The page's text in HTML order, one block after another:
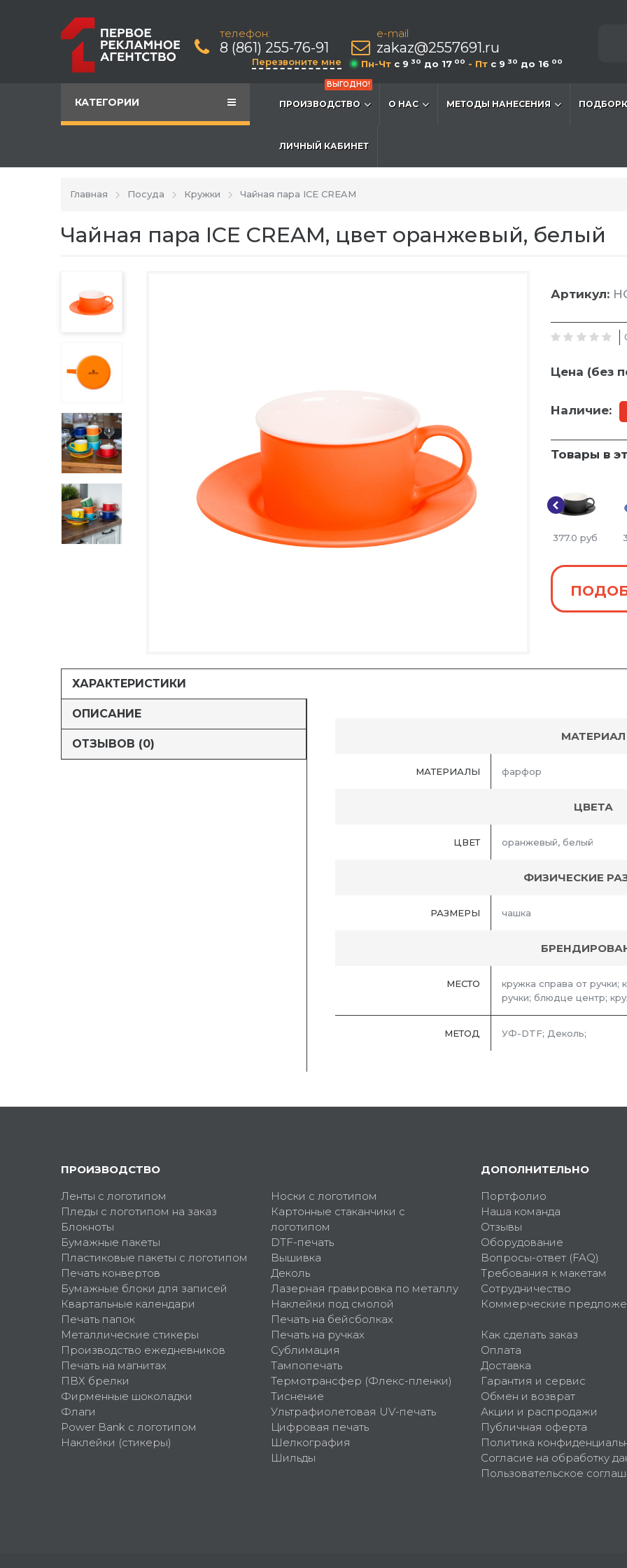
телефон:
8 (861) 255-76-91
Перезвоните мне
e-mail
zakaz@2557691.ru
Пн-Чт c 9 30 до 17 00 - Пт c 9 30 до 16 00
КАТЕГОРИИ
ВЫГОДНО!
ПРОИЗВОДСТВО О НАС МЕТОДЫ НАНЕСЕНИЯ
ЛИЧНЫЙ КАБИНЕТ
Главная Посуда Кружки Чайная пара ICE CREAM
Чайная пара ICE CREAM, цвет оранжевый, белый
Артикул:
Цена (без
Наличие:
Товары в
377.0 руб
ХАРАКТЕРИСТИКИ
ОПИСАНИЕ
ОТЗЫВОВ (0)
МАТЕРИАЛ
МАТЕРИАЛЫ фарфор
ЦВЕТА
ЦВЕТ оранжевый, белый
ФИЗИЧЕСКИЕ
РАЗМЕРЫ чашка
МЕСТО
кружка справа от ручки;
ручки; блюдце центр;
МЕТОД УФ-DTF; Деколь;
ПРОИЗВОДСТВО
Ленты с логотипом
Пледы с логотипом на заказ
Блокноты
Бумажные пакеты
Пластиковые пакеты с логотипом
Печать конвертов
Бумажные блоки для записей
Квартальные календари
Печать папок
Металлические стикеры
Производство ежедневников
Печать на магнитах
ПВХ брелки
Фирменные шоколадки
Флаги
Power Bank с логотипом
Наклейки (стикеры)
Носки с логотипом
Картонные стаканчики с
логотипом
DTF-печать
Вышивка
Деколь
Лазерная гравировка по металлу
Наклейки под смолой
Печать на бейсболках
Печать на ручках
Сублимация
Тампопечать
Термотрансфер (Флекс-пленки)
Тиснение
Ультрафиолетовая UV-печать
Цифровая печать
Шелкография
Шильды
ДОПОЛНИТЕЛЬНО
Портфолио
Наша команда
Отзывы
Оборудование
Вопросы-ответ (FAQ)
Требования к макетам
Сотрудничество
Коммерческие
Как сделать заказ
Оплата
Доставка
Гарантия и сервис
Обмен и возврат
Акции и распродажи
Публичная оферта
Политика
Согласие на обработку
Пользовательское